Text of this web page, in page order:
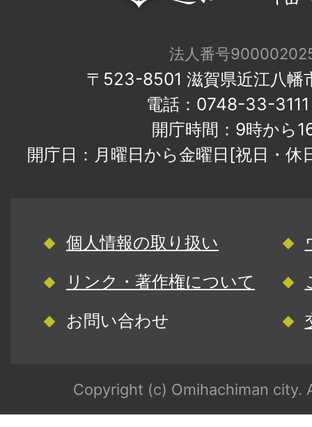
法人番号
〒523-8501 滋賀県近江八幡
電話：0748-33-
開庁時間：9時から
開庁日：月曜日から金曜日[祝日・
個人情報の取り扱い
リンク・著作権について
お問い合わせ
Copyright (c) Omihachiman city.